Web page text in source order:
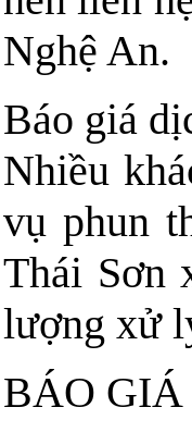
Nghệ An.
Báo giá
Nhiều
vụ phun
Thái Sơn
lượng xử
BÁO GIÁ